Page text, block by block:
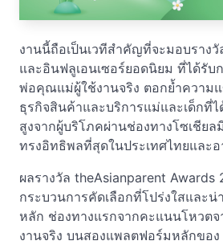
งานนี้ถือเป็นเวทีสำคัญที่จะมอบราง
และอินฟลูเอนเซอร์ยอดนิยม ที่ได้รั
พ่อคุณแม่ผู้ใช้งานจริง ตอกย้ำความแ
ธุรกิจสินค้าและบริการแม่และเด็กที่
สูงจากผู้บริโภคผ่านช่องทางโซเชียล
ทรงอิทธิพลที่สุดในประเทศไทยและอ
ผลรางวัล theAsianparent Awards
กระบวนการคัดเลือกที่โปร่งใสและน่
หลัก ช่องทางแรกจากคะแนนโหว
งานจริง บนสองแพลตฟอร์มหลักของ